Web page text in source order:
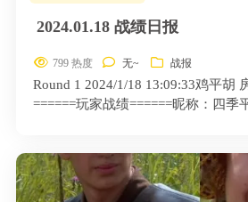
2024.01.18 战绩日报
799 热度 无~ 战报
Round 1 2024/1/18 13:09:33鸡平胡
======玩家战绩======昵称：四季